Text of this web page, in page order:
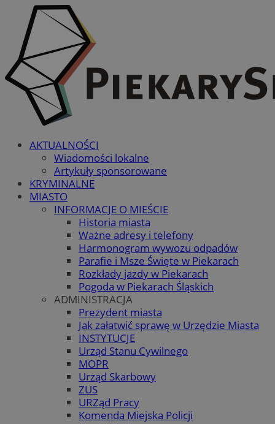
AKTUALNOŚCI
Wiadomości lokalne
Artykuły sponsorowane
KRYMINALNE
MIASTO
INFORMACJE O MIEŚCIE
Historia miasta
Ważne adresy i telefony
Harmonogram wywozu odpadów
Parafie i Msze Święte w Piekarach
Rozkłady jazdy w Piekarach
Pogoda w Piekarach Śląskich
ADMINISTRACJA
Prezydent miasta
Jak załatwić sprawę w Urzędzie Miasta
INSTYTUCJE
Urząd Stanu Cywilnego
MOPR
Urząd Skarbowy
ZUS
URZąd Pracy
Komenda Miejska Policji